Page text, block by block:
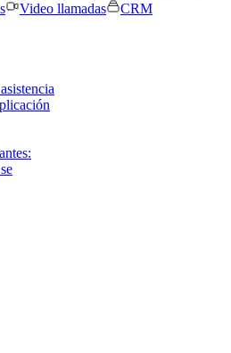
Video llamadas
CRM